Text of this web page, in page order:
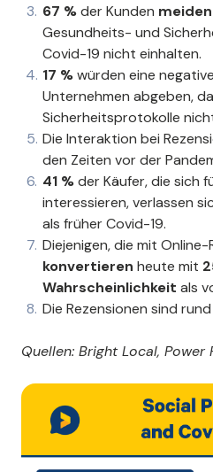
67 %der Kunden meiden
Gesundheits- und
Covid-19 nicht einhalten.
17 %würden eine
Unternehmen abgeben,
Sicherheitsprotokolle
Die Interaktion bei
den Zeiten vor der
41 %der Käufer, die sich
interessieren, verlassen
als früher Covid-19.
Diejenigen, die mit
konvertieren heute mit
Wahrscheinlichkeit als
Die Rezensionen sind rund
Quellen: Bright Local, Power